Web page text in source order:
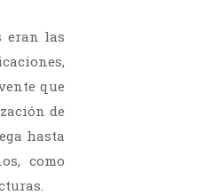
eran las
que
de
hasta
como